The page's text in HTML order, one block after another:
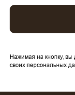
Нажимая на кнопку, вы
своих персональных